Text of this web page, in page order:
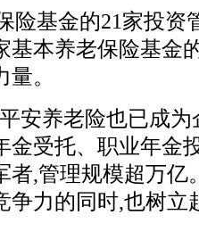
险基金的21家投资
基本养老保险基金
。
安养老险也已成
金受托、职业年金
者,管理规模超万亿
争力的同时,也树立